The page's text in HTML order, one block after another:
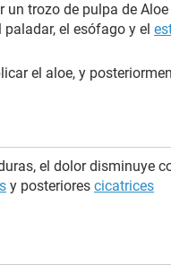
trozo de pulpa de
el esófago y el
el aloe, y
el dolor disminuye
y posteriores cicatrices